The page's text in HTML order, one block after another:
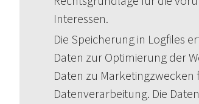
Interessen.
Die Speicherung in Logfiles
Daten zur Optimierung der
Daten zu
Datenverarbeitung. Die